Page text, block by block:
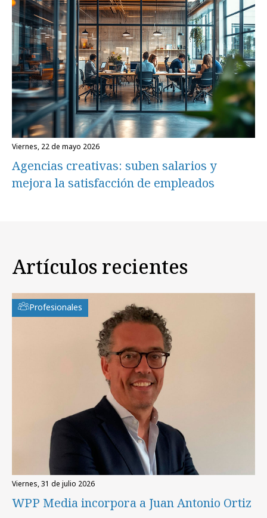
viernes, 22 de mayo 2026
Agencias creativas: suben salarios y
mejora la satisfacción de empleados
Artículos recientes
Profesionales
viernes, 31 de julio 2026
WPP Media incorpora a Juan Antonio Ortiz